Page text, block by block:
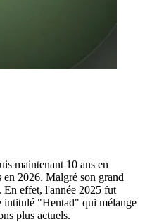
maintenant 10 ans en
en 2026. Malgré son grand
En effet, l'année 2025 fut
intitulé "Hentad" qui mélange
plus actuels.